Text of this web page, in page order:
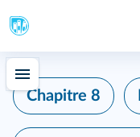
Chapitre 8